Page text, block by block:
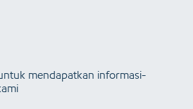
mendapatkan informasi-